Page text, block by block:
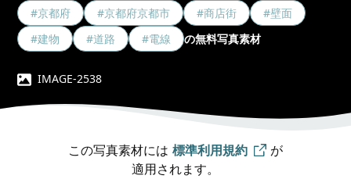
#京都府 #京都府京都市 #商店街
#壁面
#建物
#道路 #電線 の無料写真素材
IMAGE-2538
この写真素材には 標準利用規約
が
適用されます。